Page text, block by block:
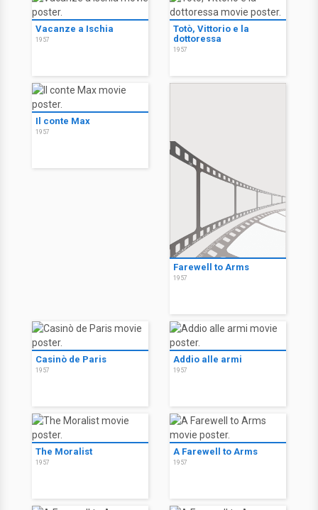
Vacanze a Ischia
1957
Totò, Vittorio e la
dottoressa
1957
Il conte Max
1957
Farewell to Arms
1957
Casinò de Paris
1957
Addio alle armi
1957
The Moralist
1957
A Farewell to Arms
1957